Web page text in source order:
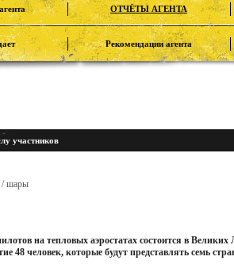
ОТЧЁТЫ АГЕНТА
Рекомендации агента
участников
/ шары
на тепловых аэростатах состоится в
48 человек, которые будут представлять семь